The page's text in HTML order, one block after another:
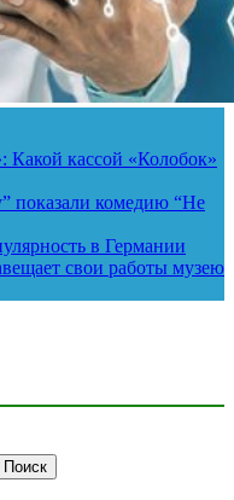
Какой кассой «Колобок»
показали комедию “Не
в Германии
свои работы музею